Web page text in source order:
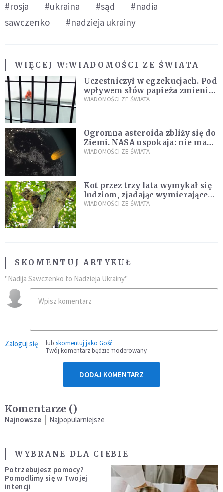
#rosja #ukraina #sąd
#nadia
sawczenko
#nadzieja ukrainy
WIĘCEJ W:WIADOMOŚCI ZE ŚWIATA
Uczestniczył w egzekucjach. Pod
wpływem słów papieża zmienił
zdanie
WIADOMOŚCI ZE ŚWIATA
Ogromna asteroida zbliży się do
Ziemi. NASA uspokaja: nie ma
zagrożenia
WIADOMOŚCI ZE ŚWIATA
Kot przez trzy lata wymykał się
ludziom, zjadając wymierające
kaczki. W końcu popełnił
WIADOMOŚCI ZE ŚWIATA
SKOMENTUJ ARTYKUŁ
"Nadija Sawczenko to Nadzieja Ukrainy"
Zaloguj się lub skomentuj jako Gość
Twój komentarz będzie moderowany
DODAJ KOMENTARZ
Komentarze ()
Najnowsze Najpopularniejsze
WYBRANE DLA CIEBIE
Potrzebujesz pomocy?
Pomodlimy się w Twojej
intencji